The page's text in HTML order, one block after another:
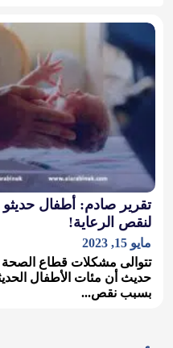
تقرير صادم: أطفال حديثو
لنقص الرعاية!
مايو 15, 2023
تتوالى مشكلات قطاع الصحة
حديث أن مئات الأطفال
بسبب نقص...